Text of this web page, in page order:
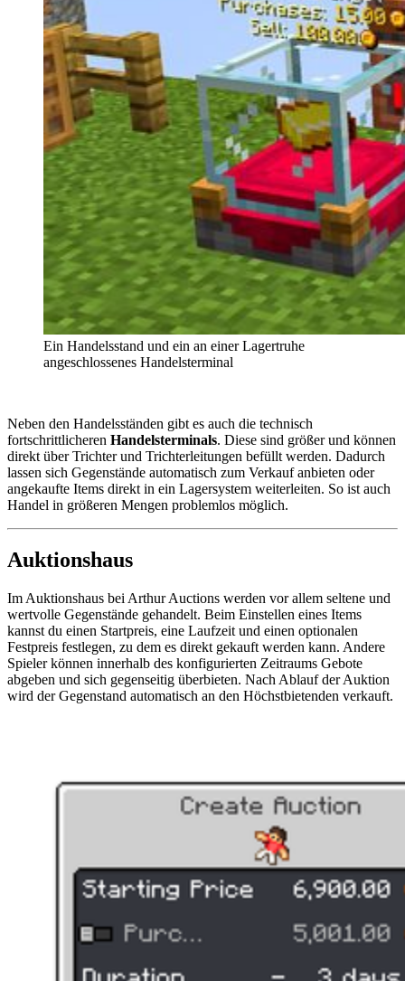
Ein Handelsstand und ein an einer Lagertruhe
angeschlossenes Handelsterminal
Neben den Handelsständen gibt es auch die technisch
fortschrittlicheren Handelsterminals. Diese sind größer und können
direkt über Trichter und Trichterleitungen befüllt werden. Dadurch
lassen sich Gegenstände automatisch zum Verkauf anbieten oder
angekaufte Items direkt in ein Lagersystem weiterleiten. So ist auch
Handel in größeren Mengen problemlos möglich.
Auktionshaus
Im Auktionshaus bei Arthur Auctions werden vor allem seltene und
wertvolle Gegenstände gehandelt. Beim Einstellen eines Items
kannst du einen Startpreis, eine Laufzeit und einen optionalen
Festpreis festlegen, zu dem es direkt gekauft werden kann. Andere
Spieler können innerhalb des konfigurierten Zeitraums Gebote
abgeben und sich gegenseitig überbieten. Nach Ablauf der Auktion
wird der Gegenstand automatisch an den Höchstbietenden verkauft.